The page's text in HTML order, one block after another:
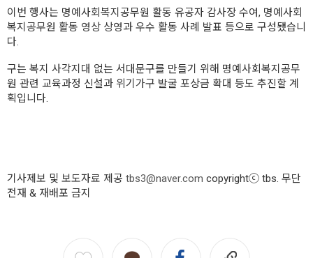
이번 행사는 명예사회복지공무원 활동 유공자 감사장 수여, 명예사회
복지공무원 활동 영상 상영과 우수 활동 사례 발표 등으로 구성됐습니
다.
구는 복지 사각지대 없는 서대문구를 만들기 위해 명예사회복지공무
원 관련 교육과정 신설과 위기가구 발굴 포상금 확대 등도 추진할 계
획입니다.
기사제보 및 보도자료 제공 tbs3@naver.com copyrightⓒ tbs. 무단
전재 & 재배포 금지